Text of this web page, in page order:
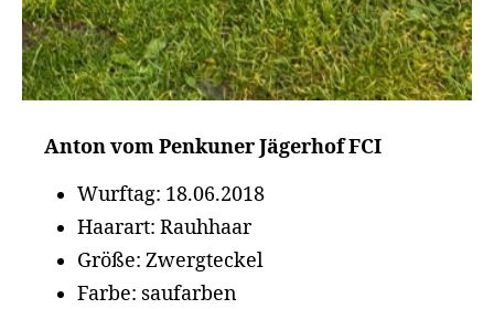
Anton vom Penkuner Jägerhof FCI
Wurftag: 18.06.2018
Haarart: Rauhhaar
Größe: Zwergteckel
Farbe: saufarben